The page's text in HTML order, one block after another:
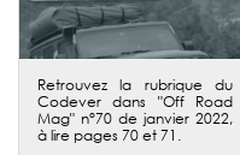
Retrouvez la rubrique du
Codever dans "Off Road
Mag" n°70 de janvier 2022,
à lire pages 70 et 71.